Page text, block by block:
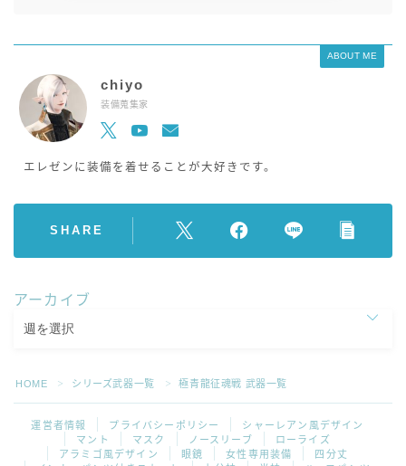
ABOUT ME
chiyo
装備蒐集家
エレゼンに装備を着せることが大好きです。
SHARE
アーカイブ
HOME ＞ シリーズ武器一覧 ＞ 極青龍征魂戦 武器一覧
運営者情報 プライバシーポリシー
シャーレアン風デザイン
マント
マスク ノースリーブ
ローライズ
アラミゴ風デザイン
眼鏡 女性専用装備
四分丈